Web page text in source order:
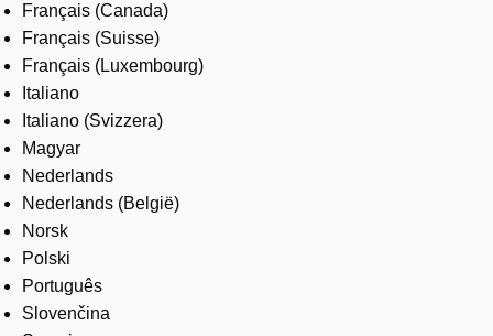
Français (Canada)
Français (Suisse)
Français (Luxembourg)
Italiano
Italiano (Svizzera)
Magyar
Nederlands
Nederlands (België)
Norsk
Polski
Português
Slovenčina